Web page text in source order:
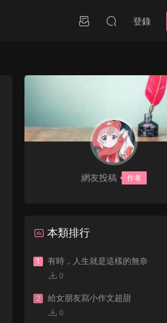
登錄
網友投稿 作者
本類排行
1 有時，人生就是這樣的無奈
0
2 給女朋友寫小作文超甜
0